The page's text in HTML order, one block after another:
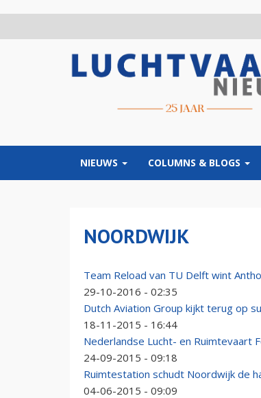
NIEUWS COLUMNS & BLOGS
NOORDWIJK
Team Reload van TU Delft wint
29-10-2016 - 02:35
Dutch Aviation Group kijkt terug op
18-11-2015 - 16:44
Nederlandse Lucht- en Ruimtevaart
24-09-2015 - 09:18
Ruimtestation schudt Noordwijk de
04-06-2015 - 09:09